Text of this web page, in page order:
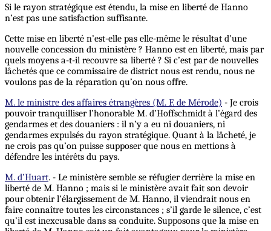
Si le rayon stratégique est étendu, la mise en liberté de Hanno
n’est pas une satisfaction suffisante.
Cette mise en liberté n’est-elle pas elle-même le résultat d’une
nouvelle concession du ministère ? Hanno est en liberté, mais par
quels moyens a-t-il recouvre sa liberté ? Si c’est par de nouvelles
lâchetés que ce commissaire de district nous est rendu, nous ne
voulons pas de la réparation qu’on nous offre.
M. le ministre des affaires étrangères (M. F. de Mérode) - Je crois
pouvoir tranquilliser l’honorable M. d’Hoffschmidt à l’égard des
gendarmes et des douaniers : il n’y a eu ni douaniers, ni
gendarmes expulsés du rayon stratégique. Quant à la lâcheté, je
ne crois pas qu’on puisse supposer que nous en mettions à
défendre les intérêts du pays.
M. d’Huart. - Le ministère semble se réfugier derrière la mise en
liberté de M. Hanno ; mais si le ministère avait fait son devoir
pour obtenir l’élargissement de M. Hanno, il viendrait nous en
faire connaître toutes les circonstances ; s’il garde le silence, c’est
qu’il est inexcusable dans sa conduite. Supposons que la mise en